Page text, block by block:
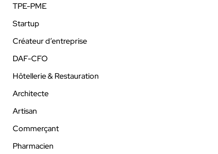
TPE-PME
Startup
Créateur d’entreprise
DAF-CFO
Hôtellerie & Restauration
Architecte
Artisan
Commerçant
Pharmacien